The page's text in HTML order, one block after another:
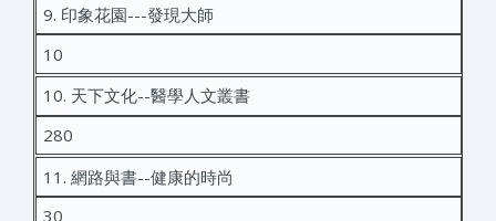
9. 印象花園---發現大師
10
10. 天下文化--醫學人文叢書
280
11. 網路與書--健康的時尚
30